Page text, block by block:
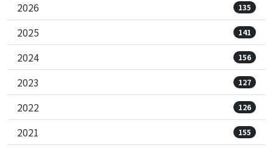
2026
135
2025 141
2024 156
2023 127
2022 126
2021 155